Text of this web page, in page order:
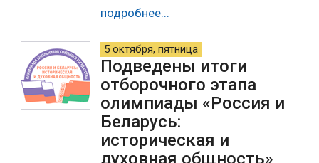
подробнее...
5 октября, пятница
Подведены итоги
отборочного этапа
олимпиады «Россия и
Беларусь:
историческая и
духовная общность»